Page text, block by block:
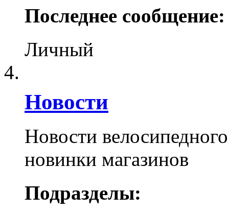
Последнее сообщение:
Личный
Новости
Новости
новинки магазинов
Подразделы: